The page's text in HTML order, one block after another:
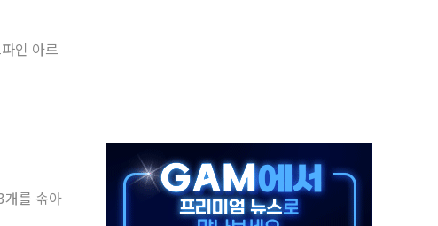
그 창작자 지원 규모 2배 확대
실시...휴대폰 결제 최대 6000원 할인
지정 준비 본격화…'AI 데이터 기반 메디테크 혁신허브' 구상
탐방로 출입 통제
정동영 통일부 장관
인 아르
개를 솎아